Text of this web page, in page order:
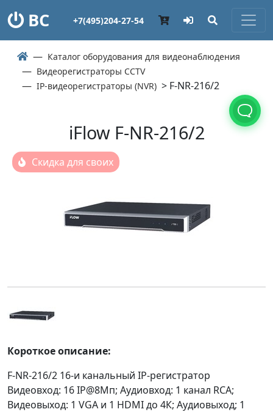
ВС +7(495)204-27-54
Каталог оборудования для видеонаблюдения
Видеорегистраторы CCTV
IP-видеорегистраторы (NVR) > F-NR-216/2
iFlow F-NR-216/2
Скидка для своих
Короткое описание:
F-NR-216/2 16-и канальный IP-регистратор
Видеовход: 16 IP@8Мп; Аудиовход: 1 канал RCA;
Видеовыход: 1 VGA и 1 HDMI до 4К; Аудиовыход; 1